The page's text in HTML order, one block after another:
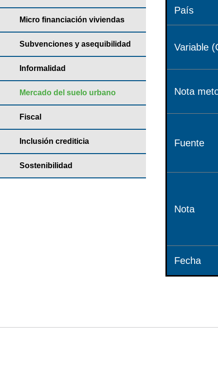
Micro financiación viviendas
Subvenciones y asequibilidad
Informalidad
Mercado del suelo urbano
Fiscal
Inclusión crediticia
Sostenibilidad
País
Variable
Nota
Fuente
Nota
Fecha